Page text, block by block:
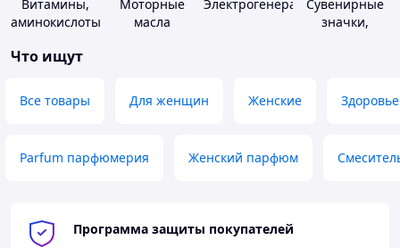
Витамины,
аминокислоты
Моторные
масла
ЭлектрогенераторыСувенирные
значки,
Что ищут
Все товары Для женщин Женские Здоровье
Parfum парфюмерия Женский парфюм
Программа защиты покупателей